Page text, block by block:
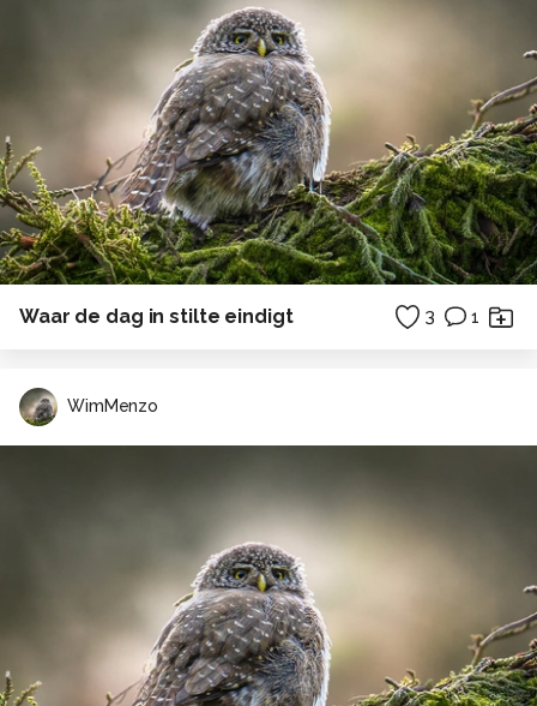
Waar de dag in stilte eindigt 3 1
WimMenzo